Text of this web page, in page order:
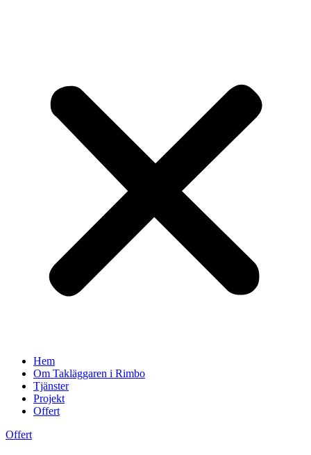
Hem
Om Takläggaren i Rimbo
Tjänster
Projekt
Offert
Offert